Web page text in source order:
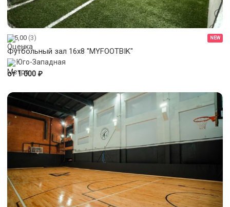
5,00 (3) NEW
Футбольный зал 16х8 "MYFOOTBIK"
Юго-Западная
от 1 000 ₽